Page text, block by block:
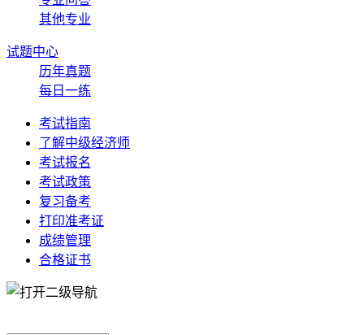
其他专业
试题中心
历年真题
每日一练
考试指南
了解中级经济师
考试报名
考试政策
复习备考
打印准考证
成绩管理
合格证书